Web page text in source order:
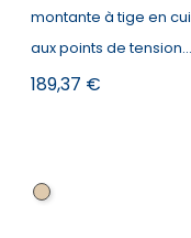
montante à tige en
aux points de
Prix
189,37 €
Tan